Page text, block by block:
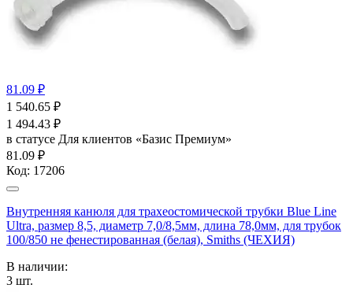
81.09 ₽
1 540.65 ₽
1 494.43 ₽
в статусе Для клиентов «Базис Премиум»
81.09 ₽
Код: 17206
Внутренняя канюля для трахеостомической трубки Blue Line
Ultra, размер 8,5, диаметр 7,0/8,5мм, длина 78,0мм, для трубок
100/850 не фенестированная (белая), Smiths (ЧЕХИЯ)
В наличии:
3 шт.